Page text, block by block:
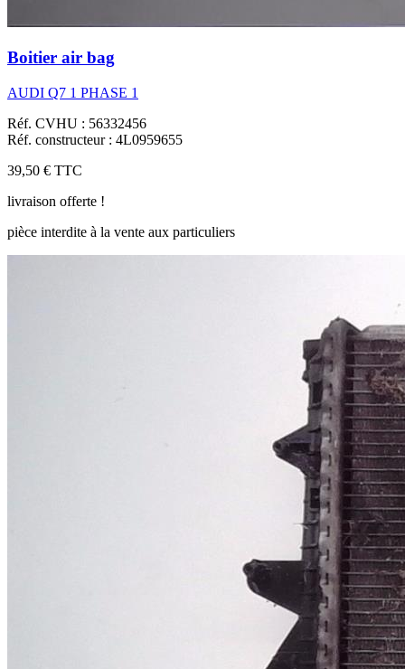
Boitier air bag
AUDI Q7 1 PHASE 1
Réf. CVHU : 56332456
Réf. constructeur : 4L0959655
39,50 € TTC
livraison offerte !
pièce interdite à la vente aux particuliers